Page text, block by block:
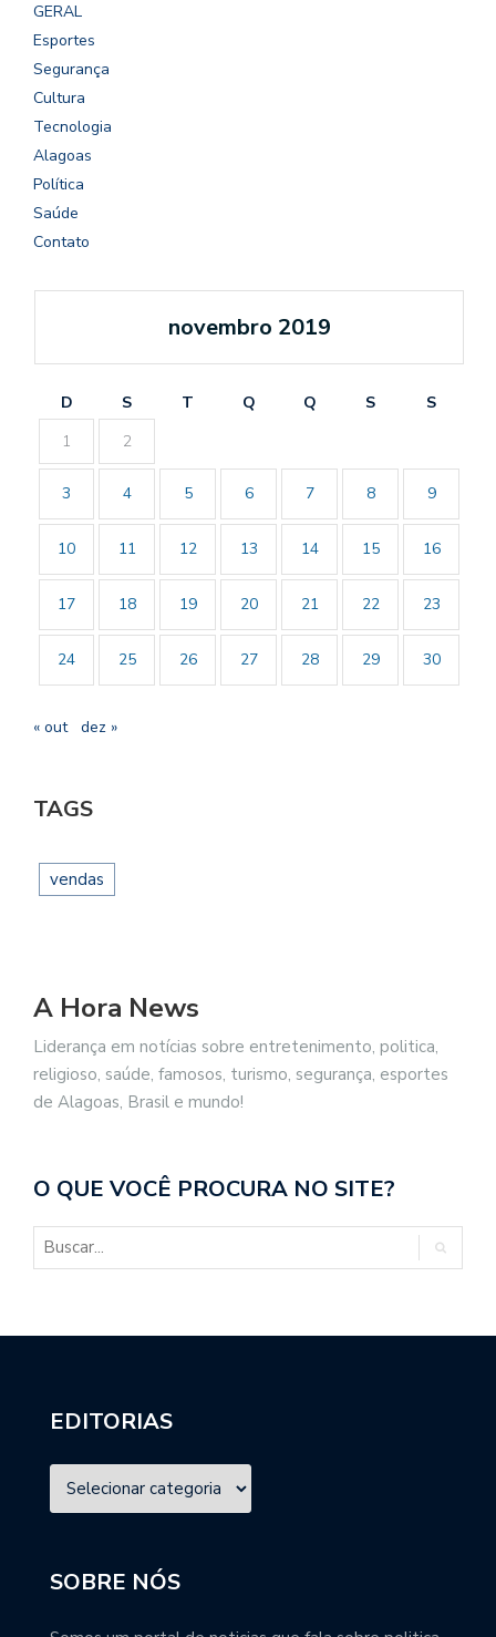
GERAL
Esportes
Segurança
Cultura
Tecnologia
Alagoas
Política
Saúde
Contato
novembro 2019
D S T Q Q S
S
1
2
3 4 5 6 7 8 9
10 11 12 13 14 15 16
17 18 19 20 21 22 23
24 25 26 27 28 29 30
« out dez »
TAGS
vendas
A Hora News
Liderança em notícias sobre entretenimento, politica,
religioso, saúde, famosos, turismo, segurança, esportes
de Alagoas, Brasil e mundo!
O QUE VOCÊ PROCURA NO SITE?
EDITORIAS
SOBRE NÓS